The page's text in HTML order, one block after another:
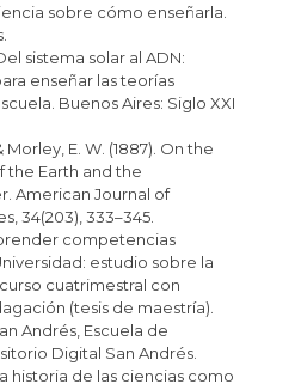
sobre cómo enseñarla.
sistema solar al ADN:
enseñar las teorías
Buenos Aires: Siglo XXI
Morley, E. W. (1887). On the
the Earth and the
American Journal of
34(203), 333–345.
competencias
estudio sobre la
cuatrimestral con
(tesis de maestría).
Andrés, Escuela de
Digital San Andrés.
historia de las ciencias como